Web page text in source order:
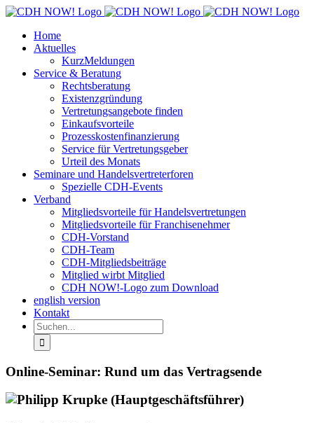
Zum
springenHome
Aktuelles
KurzMeldungen
Service & Beratung
Rechtsberatung
Existenzgründung
Vertretungsangebote finden
Einkaufsvorteile
Prozesskostenfinanzierung
Service für Vertretungsgeber
Urteil des Monats
Seminare und Handelsvertreterforen
Spezielle CDH-Events
Verband
Mitgliedsvorteile für Handelsvertretungen
Mitgliedsvorteile für Franchisenehmer
CDH-Vorstand
CDH-Team
CDH-Mitgliedsbeiträge
Mitglied wirbt Mitglied
CDH NOW!-Logo zum Download
english version
Kontakt
Suche
nach:
Online-Seminar: Rund um das Vertragsende